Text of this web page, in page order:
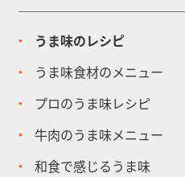
うま味のレシピ
うま味食材のメニュー
プロのうま味レシピ
牛肉のうま味メニュー
和食で感じるうま味